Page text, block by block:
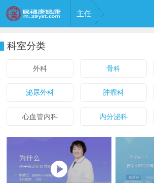
主任
科室分类
外科 骨科
泌尿外科 肿瘤科
心血管内科 内分泌科